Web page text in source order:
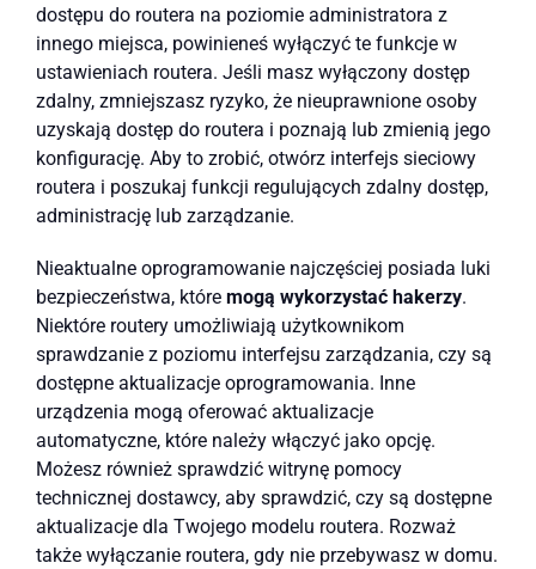
dostępu do routera na poziomie administratora z
innego miejsca, powinieneś wyłączyć te funkcje w
ustawieniach routera. Jeśli masz wyłączony dostęp
zdalny, zmniejszasz ryzyko, że nieuprawnione osoby
uzyskają dostęp do routera i poznają lub zmienią jego
konfigurację. Aby to zrobić, otwórz interfejs sieciowy
routera i poszukaj funkcji regulujących zdalny dostęp,
administrację lub zarządzanie.
Nieaktualne oprogramowanie najczęściej posiada luki
bezpieczeństwa, które mogą wykorzystać hakerzy.
Niektóre routery umożliwiają użytkownikom
sprawdzanie z poziomu interfejsu zarządzania, czy są
dostępne aktualizacje oprogramowania. Inne
urządzenia mogą oferować aktualizacje
automatyczne, które należy włączyć jako opcję.
Możesz również sprawdzić witrynę pomocy
technicznej dostawcy, aby sprawdzić, czy są dostępne
aktualizacje dla Twojego modelu routera. Rozważ
także wyłączanie routera, gdy nie przebywasz w domu.